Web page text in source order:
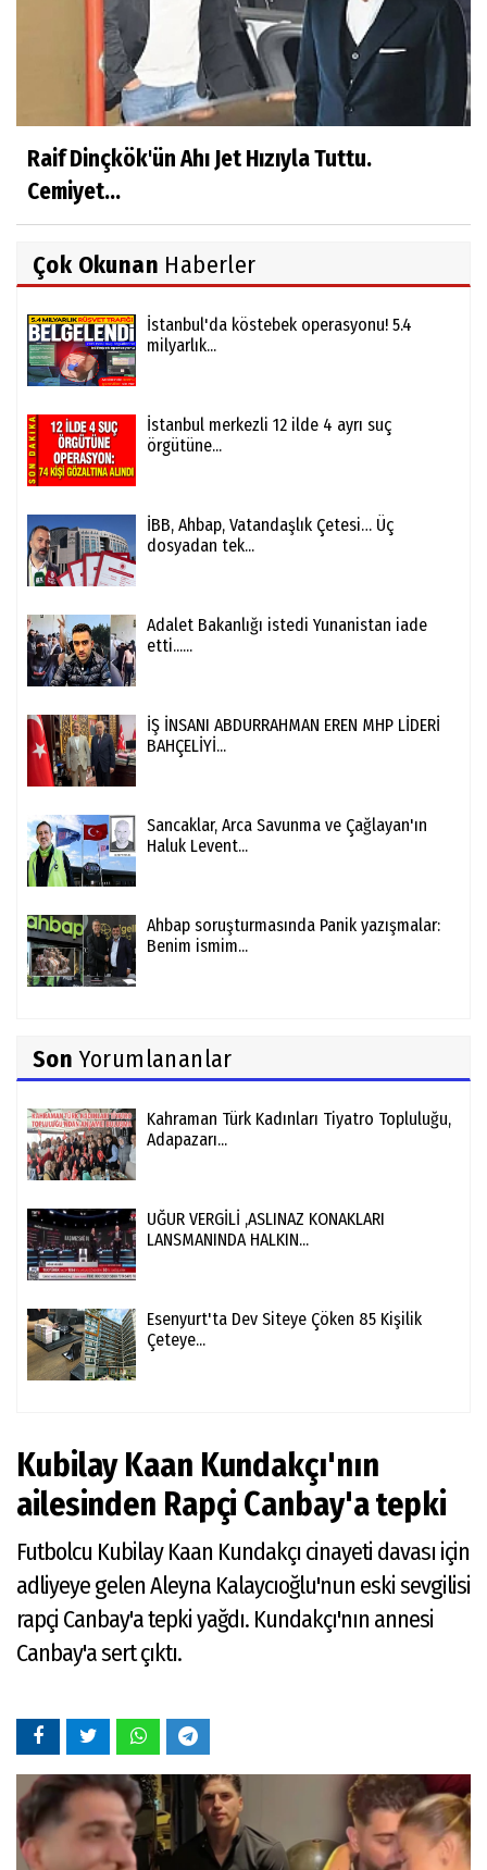
Raif Dinçkök'ün Ahı Jet Hızıyla Tuttu.
Cemiyet...
Çok Okunan Haberler
İstanbul'da köstebek operasyonu! 5.4
milyarlık...
İstanbul merkezli 12 ilde 4 ayrı suç
örgütüne...
İBB, Ahbap, Vatandaşlık Çetesi… Üç
dosyadan tek...
Adalet Bakanlığı istedi Yunanistan iade
etti......
İŞ İNSANI ABDURRAHMAN EREN MHP LİDERİ
BAHÇELİYİ...
Sancaklar, Arca Savunma ve Çağlayan'ın
Haluk Levent...
Ahbap soruşturmasında Panik yazışmalar:
Benim ismim...
Son Yorumlananlar
Kahraman Türk Kadınları Tiyatro Topluluğu,
Adapazarı...
UĞUR VERGİLİ ,ASLINAZ KONAKLARI
LANSMANINDA HALKIN...
Esenyurt'ta Dev Siteye Çöken 85 Kişilik
Çeteye...
Kubilay Kaan Kundakçı'nın
ailesinden Rapçi Canbay'a tepki
Futbolcu Kubilay Kaan Kundakçı cinayeti davası için
adliyeye gelen Aleyna Kalaycıoğlu'nun eski sevgilisi
rapçi Canbay'a tepki yağdı. Kundakçı'nın annesi
Canbay'a sert çıktı.